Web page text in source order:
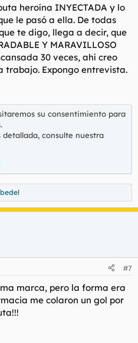
heroína INYECTADA y lo
le pasó a ella. De todas
te digo, llega a decir, que
Y MARAVILLOSO
30 veces, ahí creo
trabajo. Expongo entrevista.
su consentimiento para
consulte nuestra
bedel
#7
marca, pero la forma era
me colaron un gol por